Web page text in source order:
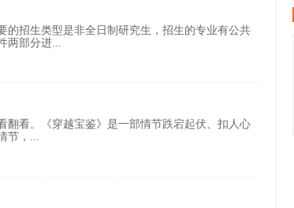
的招生类型是非全日制研究生，招生的专业有公共
两部分进
翻看。《穿越宝鉴》是一部情节跌宕起伏、扣人心
节，